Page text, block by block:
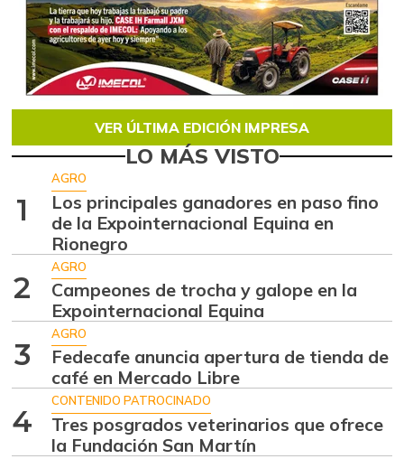
VER ÚLTIMA EDICIÓN IMPRESA
LO MÁS VISTO
1
AGRO
Los principales ganadores en paso fino
de la Expointernacional Equina en
Rionegro
2
AGRO
Campeones de trocha y galope en la
Expointernacional Equina
3
AGRO
Fedecafe anuncia apertura de tienda de
café en Mercado Libre
4
CONTENIDO PATROCINADO
Tres posgrados veterinarios que ofrece
la Fundación San Martín